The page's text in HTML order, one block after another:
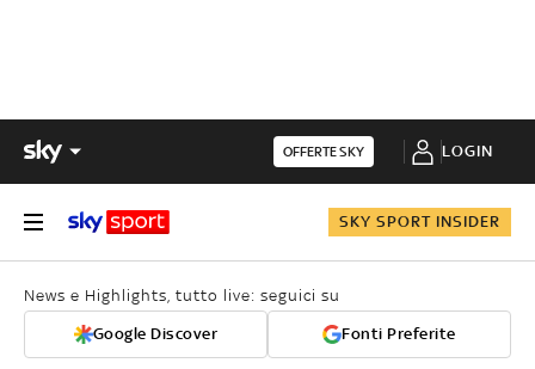
OFFERTE SKY LOGIN
SKY SPORT INSIDER
News e Highlights, tutto live: seguici su
Google Discover Fonti Preferite